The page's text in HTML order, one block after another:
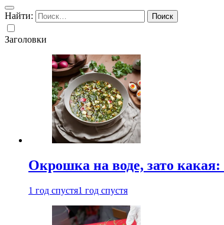
Найти:
Заголовки
Окрошка на воде, зато
1 год спустя1 год спустя